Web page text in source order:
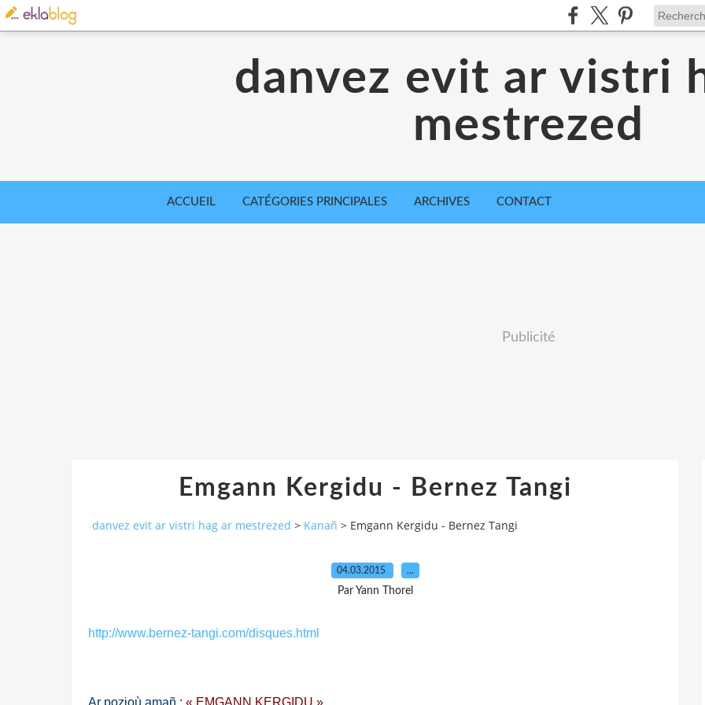
danvez evit ar vistri
mestrezed
ACCUEIL CATÉGORIES PRINCIPALES ARCHIVES CONTACT
Publicité
Emgann Kergidu - Bernez Tangi
danvez evit ar vistri hag ar mestrezed > Kanañ > Emgann Kergidu - Bernez Tangi
04.03.2015 …
Par Yann Thorel
http://www.bernez-tangi.com/disques.html
Ar pozioù amañ : « EMGANN KERGIDU »